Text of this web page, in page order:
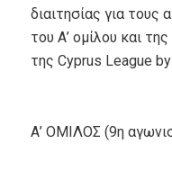
διαιτησίας για τους
του Α’ ομίλου και
της Cyprus League
Α’ ΟΜΙΛΟΣ (9η